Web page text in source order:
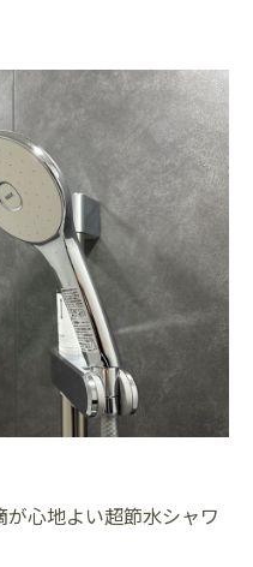
地よい超節水シャワ